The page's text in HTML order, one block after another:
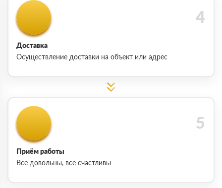
Доставка
Осуществление доставки на объект или адрес
Приём работы
Все довольны, все счастливы